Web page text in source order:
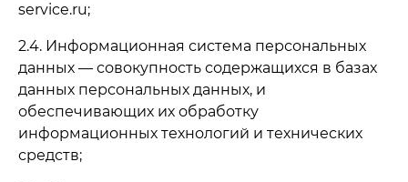
service.ru;
2.4. Информационная система персональных
данных — совокупность содержащихся в базах
данных персональных данных, и
обеспечивающих их обработку
информационных технологий и технических
средств;